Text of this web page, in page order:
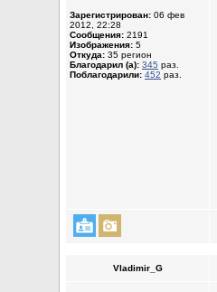
Зарегистрирован: 06 фев
2012, 22:28
Сообщения: 2191
Изображения: 5
Откуда: 35 регион
Благодарил (а): 345 раз.
Поблагодарили: 452 раз.
Vladimir_G